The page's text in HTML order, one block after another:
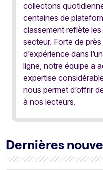
collectons
centaines de
classement reflète
secteur. Forte de
d’expérience dans
ligne, notre équipe a
expertise
nous permet d’offrir
à nos lecteurs.
Dernières